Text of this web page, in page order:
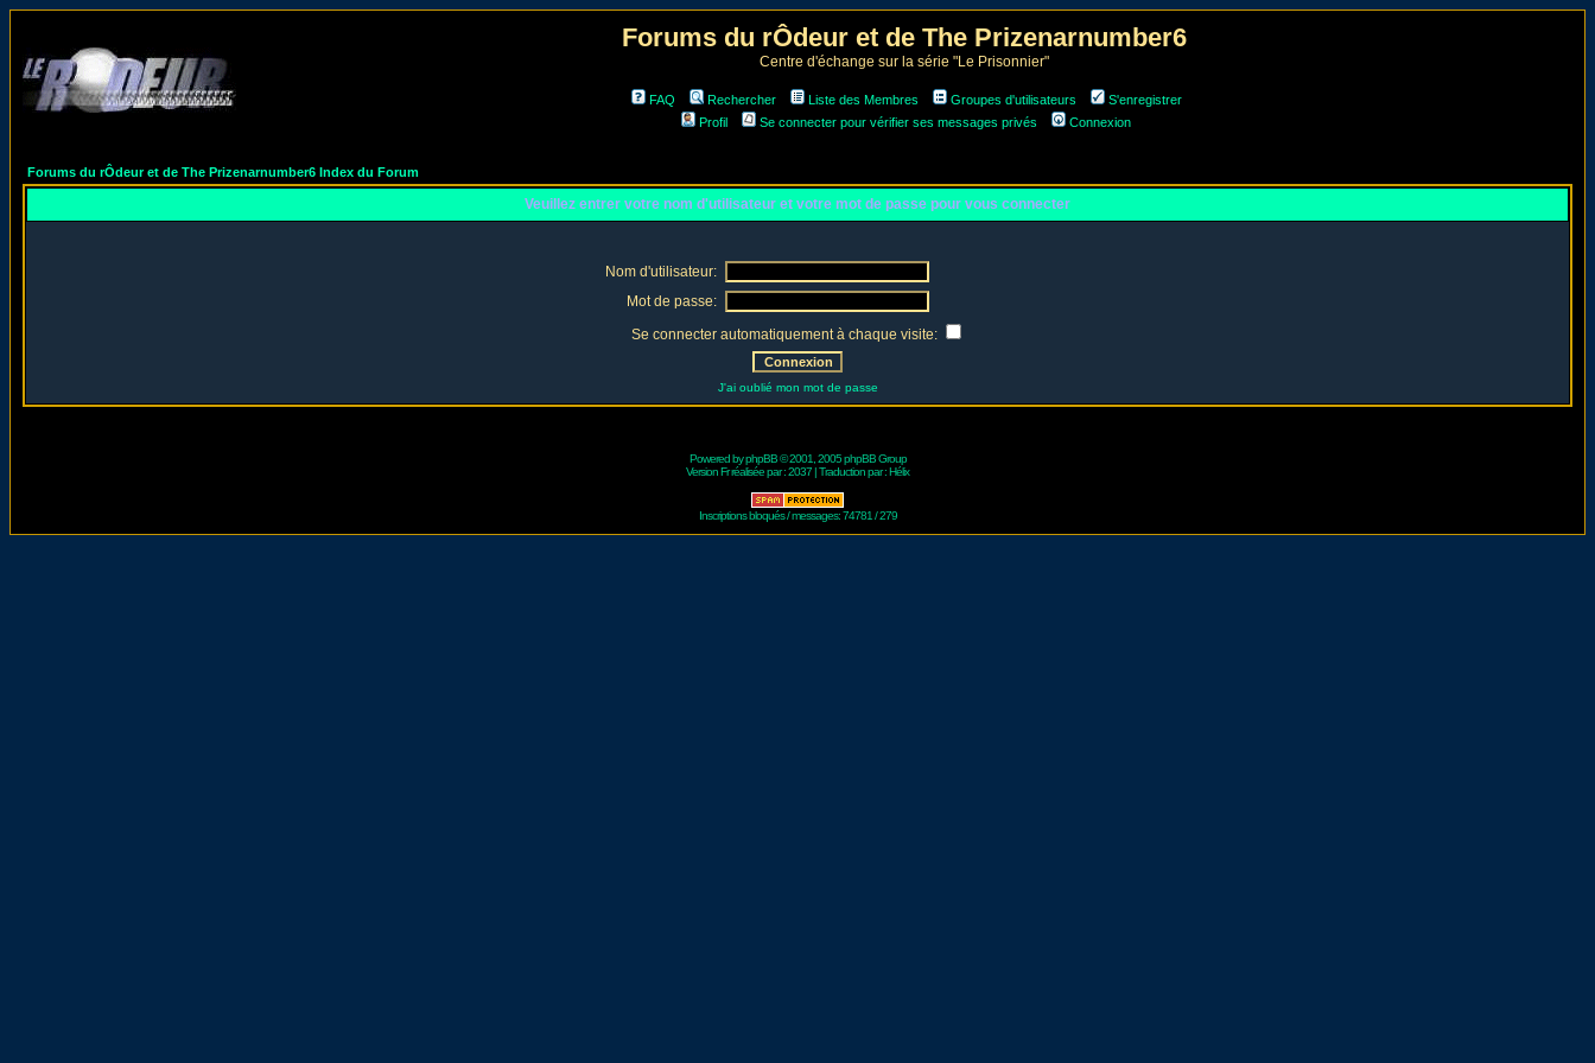
Forums du rÔdeur et de The Prizenarnumber6
Centre d'échange sur la série "Le Prisonnier"
FAQ Rechercher Liste des Membres Groupes d'utilisateurs
S'enregistrer
Profil
Se connecter pour vérifier ses messages privés Connexion
Forums du rÔdeur et de The Prizenarnumber6 Index du Forum
Veuillez entrer votre nom d'utilisateur et votre mot de passe pour vous connecter
Nom d'utilisateur:
Mot de passe:
Se connecter automatiquement à chaque visite:
J'ai oublié mon mot de passe
Powered byphpBB© 2001, 2005 phpBB Group
Version Fr réalisée par :2037 | Traduction par :Hélix
Inscriptions bloqués / messages: 74781 / 279